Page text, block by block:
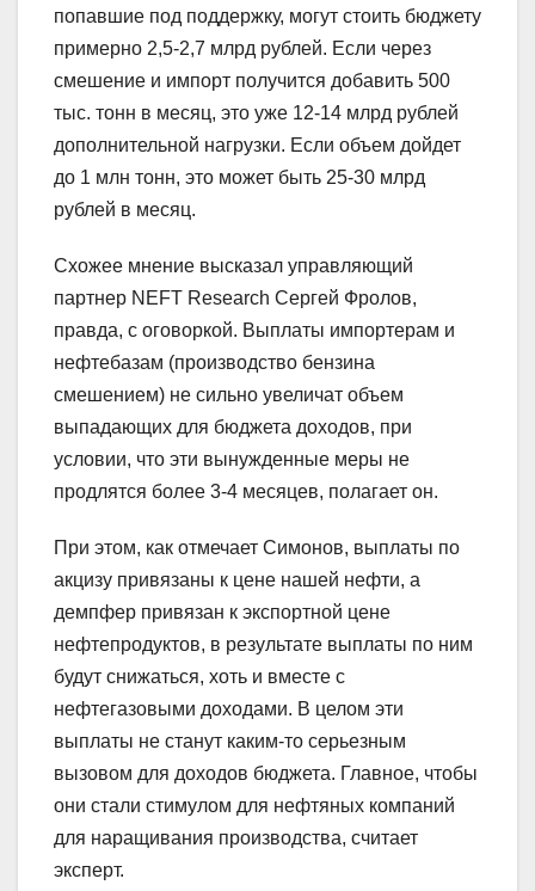
попавшие под поддержку, могут стоить бюджету
примерно 2,5-2,7 млрд рублей. Если через
смешение и импорт получится добавить 500
тыс. тонн в месяц, это уже 12-14 млрд рублей
дополнительной нагрузки. Если объем дойдет
до 1 млн тонн, это может быть 25-30 млрд
рублей в месяц.
Схожее мнение высказал управляющий
партнер NEFT Research Сергей Фролов,
правда, с оговоркой. Выплаты импортерам и
нефтебазам (производство бензина
смешением) не сильно увеличат объем
выпадающих для бюджета доходов, при
условии, что эти вынужденные меры не
продлятся более 3-4 месяцев, полагает он.
При этом, как отмечает Симонов, выплаты по
акцизу привязаны к цене нашей нефти, а
демпфер привязан к экспортной цене
нефтепродуктов, в результате выплаты по ним
будут снижаться, хоть и вместе с
нефтегазовыми доходами. В целом эти
выплаты не станут каким-то серьезным
вызовом для доходов бюджета. Главное, чтобы
они стали стимулом для нефтяных компаний
для наращивания производства, считает
эксперт.